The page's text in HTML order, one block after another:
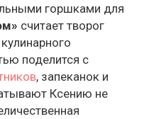
горшками для
считает творог
поделится с
, запеканок и
Ксению не